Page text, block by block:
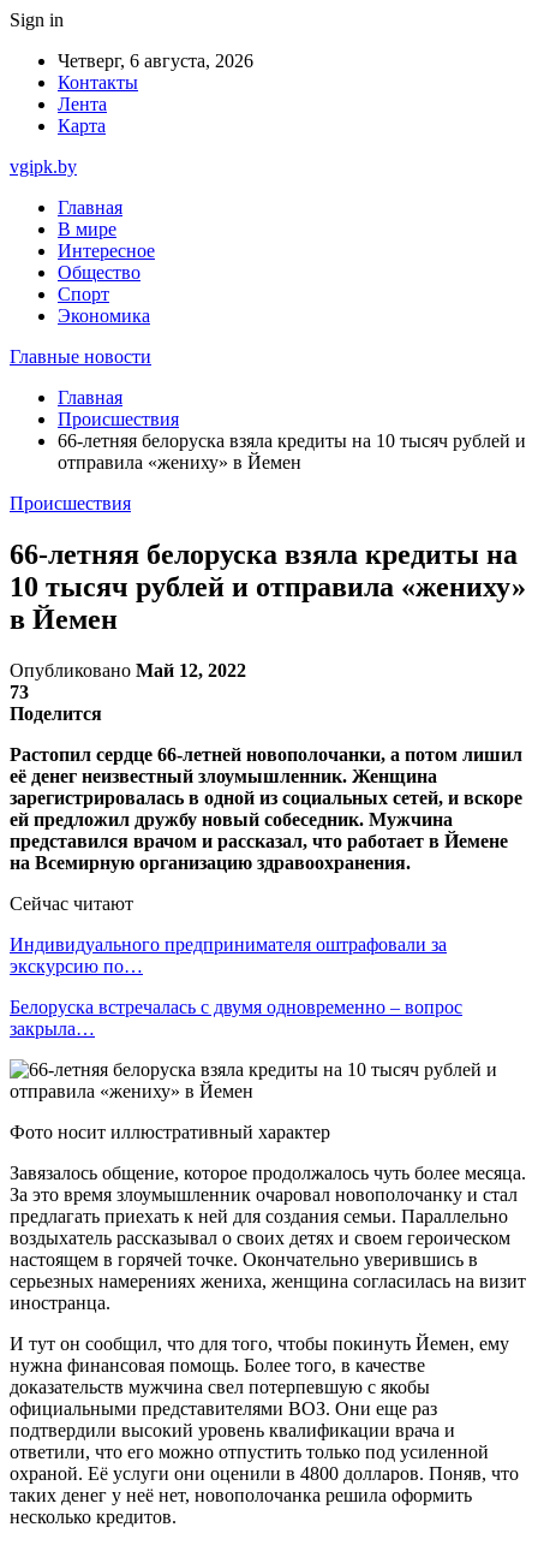
Sign in
Четверг, 6 августа, 2026
Контакты
Лента
Карта
vgipk.by
Главная
В мире
Интересное
Общество
Спорт
Экономика
Главные новости
Главная
Происшествия
66-летняя белоруска взяла кредиты на 10 тысяч рублей и
отправила «жениху» в Йемен
Происшествия
66-летняя белоруска взяла кредиты на
10 тысяч рублей и отправила «жениху»
в Йемен
Опубликовано Май 12, 2022
73
Поделится
Растопил сердце 66-летней новополочанки, а потом лишил
её денег неизвестный злоумышленник. Женщина
зарегистрировалась в одной из социальных сетей, и вскоре
ей предложил дружбу новый собеседник. Мужчина
представился врачом и рассказал, что работает в Йемене
на Всемирную организацию здравоохранения.
Сейчас читают
Индивидуального предпринимателя оштрафовали за
экскурсию по…
Белоруска встречалась с двумя одновременно – вопрос
закрыла…
Фото носит иллюстративный характер
Завязалось общение, которое продолжалось чуть более месяца.
За это время злоумышленник очаровал новополочанку и стал
предлагать приехать к ней для создания семьи. Параллельно
воздыхатель рассказывал о своих детях и своем героическом
настоящем в горячей точке. Окончательно уверившись в
серьезных намерениях жениха, женщина согласилась на визит
иностранца.
И тут он сообщил, что для того, чтобы покинуть Йемен, ему
нужна финансовая помощь. Более того, в качестве
доказательств мужчина свел потерпевшую с якобы
официальными представителями ВОЗ. Они еще раз
подтвердили высокий уровень квалификации врача и
ответили, что его можно отпустить только под усиленной
охраной. Её услуги они оценили в 4800 долларов. Поняв, что
таких денег у неё нет, новополочанка решила оформить
несколько кредитов.